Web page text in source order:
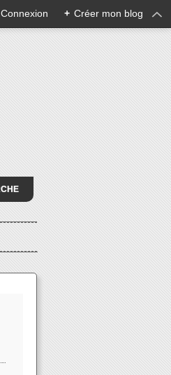
Connexion + Créer mon blog